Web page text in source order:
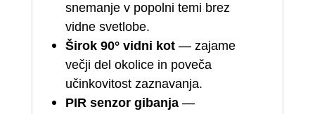
snemanje v popolni temi brez
vidne svetlobe.
Širok 90° vidni kot— zajame
večji del okolice in poveča
učinkovitost zaznavanja.
PIR senzor gibanja—